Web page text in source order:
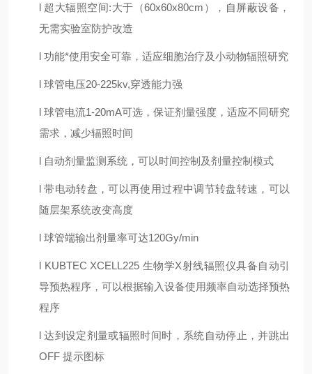
l 超大辐照空间:大于（60x60x80cm），自屏蔽设备，
无需实验室防护改造
l 功能*使用安全可靠，适应细胞治疗及小动物辐照研究
l 球管电压20-225kv,穿透能力强
l球管电流1-20mA可选，保证剂量强度，适应不同研究
需求，减少辐照时间
l 自动剂量监测系统，可以时间控制及剂量控制模式
l带电动转盘，可以再使用过程中调节转盘转速，可以
随层架系统改变高度
l 球管端输出剂量率可达120Gy/min
l KUBTEC XCELL 225 生物学X射线辐照仪具备自动引
导预热程序，可以根据输入设备使用频率自动选择预热
程序
l达到设定剂量或辐照时间时，系统自动停止，并跳出
OFF 提示图标